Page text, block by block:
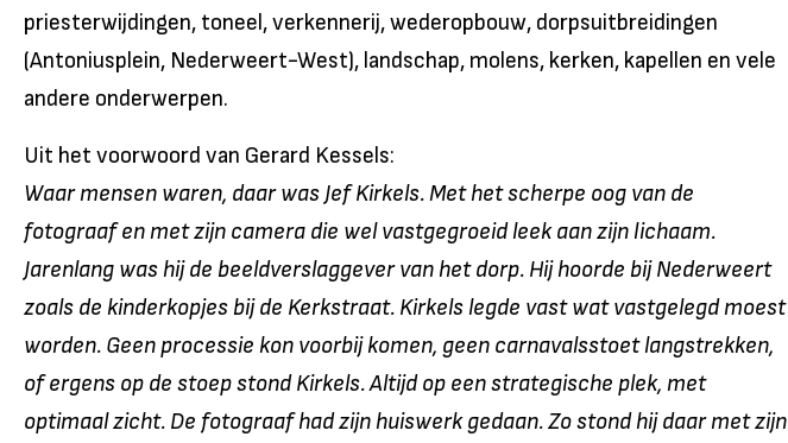
priesterwijdingen, toneel, verkennerij, wederopbouw, dorpsuitbreidingen
(Antoniusplein, Nederweert-West), landschap, molens, kerken, kapellen en vele
andere onderwerpen.
Uit het voorwoord van Gerard Kessels:
Waar mensen waren, daar was Jef Kirkels. Met het scherpe oog van de
fotograaf en met zijn camera die wel vastgegroeid leek aan zijn lichaam.
Jarenlang was hij de beeldverslaggever van het dorp. Hij hoorde bij Nederweert
zoals de kinderkopjes bij de Kerkstraat. Kirkels legde vast wat vastgelegd moest
worden. Geen processie kon voorbij komen, geen carnavalsstoet langstrekken,
of ergens op de stoep stond Kirkels. Altijd op een strategische plek, met
optimaal zicht. De fotograaf had zijn huiswerk gedaan. Zo stond hij daar met zijn